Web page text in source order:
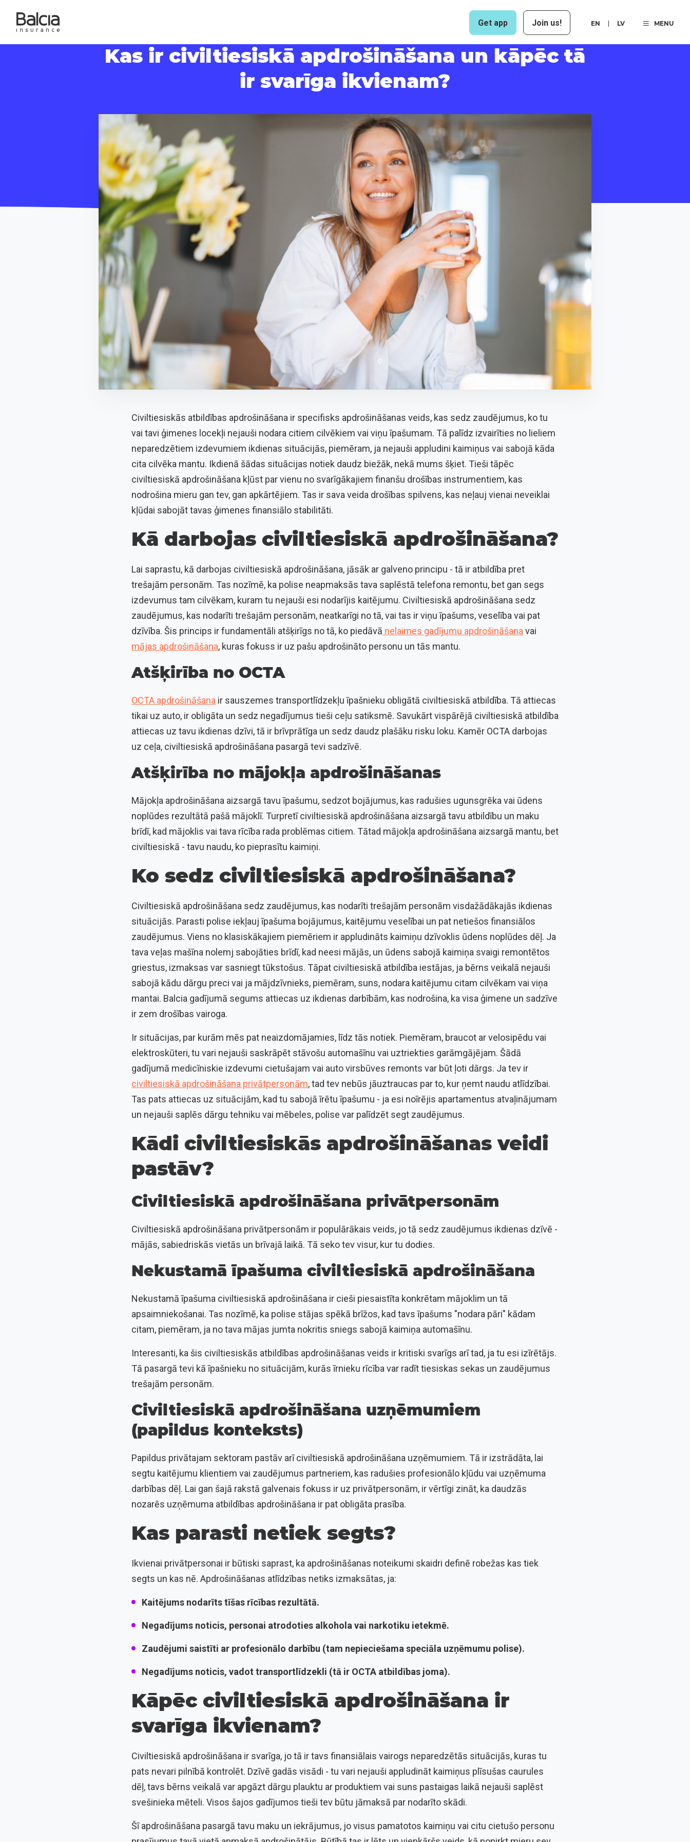
Get app Join us! EN LV MENU
Kas ir civiltiesiskā apdrošināšana un kāpēc tā
ir svarīga ikvienam?
Civiltiesiskās atbildības apdrošināšana ir specifisks apdrošināšanas veids, kas sedz zaudējumus, ko tu
vai tavi ģimenes locekļi nejauši nodara citiem cilvēkiem vai viņu īpašumam. Tā palīdz izvairīties no lieliem
neparedzētiem izdevumiem ikdienas situācijās, piemēram, ja nejauši appludini kaimiņus vai sabojā kāda
cita cilvēka mantu. Ikdienā šādas situācijas notiek daudz biežāk, nekā mums šķiet. Tieši tāpēc
civiltiesiskā apdrošināšana kļūst par vienu no svarīgākajiem finanšu drošības instrumentiem, kas
nodrošina mieru gan tev, gan apkārtējiem. Tas ir sava veida drošības spilvens, kas neļauj vienai neveiklai
kļūdai sabojāt tavas ģimenes finansiālo stabilitāti.
Kā darbojas civiltiesiskā apdrošināšana?
Lai saprastu, kā darbojas civiltiesiskā apdrošināšana, jāsāk ar galveno principu - tā ir atbildība pret
trešajām personām. Tas nozīmē, ka polise neapmaksās tava saplēstā telefona remontu, bet gan segs
izdevumus tam cilvēkam, kuram tu nejauši esi nodarījis kaitējumu. Civiltiesiskā apdrošināšana sedz
zaudējumus, kas nodarīti trešajām personām, neatkarīgi no tā, vai tas ir viņu īpašums, veselība vai pat
dzīvība. Šis princips ir fundamentāli atšķirīgs no tā, ko piedāvā nelaimes gadījumu apdrošināšanavai
mājas apdrošināšana, kuras fokuss ir uz pašu apdrošināto personu un tās mantu.
Atšķirība no OCTA
OCTA apdrošināšana ir sauszemes transportlīdzekļu īpašnieku obligātā civiltiesiskā atbildība. Tā attiecas
tikai uz auto, ir obligāta un sedz negadījumus tieši ceļu satiksmē. Savukārt vispārējā civiltiesiskā atbildība
attiecas uz tavu ikdienas dzīvi, tā ir brīvprātīga un sedz daudz plašāku risku loku. Kamēr OCTA darbojas
uz ceļa, civiltiesiskā apdrošināšana pasargā tevi sadzīvē.
Atšķirība no mājokļa apdrošināšanas
Mājokļa apdrošināšana aizsargā tavu īpašumu, sedzot bojājumus, kas radušies ugunsgrēka vai ūdens
noplūdes rezultātā pašā mājoklī. Turpretī civiltiesiskā apdrošināšana aizsargā tavu atbildību un maku
brīdī, kad mājoklis vai tava rīcība rada problēmas citiem. Tātad mājokļa apdrošināšana aizsargā mantu, bet
civiltiesiskā - tavu naudu, ko pieprasītu kaimiņi.
Ko sedz civiltiesiskā apdrošināšana?
Civiltiesiskā apdrošināšana sedz zaudējumus, kas nodarīti trešajām personām visdažādākajās ikdienas
situācijās. Parasti polise iekļauj īpašuma bojājumus, kaitējumu veselībai un pat netiešos finansiālos
zaudējumus. Viens no klasiskākajiem piemēriem ir appludināts kaimiņu dzīvoklis ūdens noplūdes dēļ. Ja
tava veļas mašīna nolemj sabojāties brīdī, kad neesi mājās, un ūdens sabojā kaimiņa svaigi remontētos
griestus, izmaksas var sasniegt tūkstošus. Tāpat civiltiesiskā atbildība iestājas, ja bērns veikalā nejauši
sabojā kādu dārgu preci vai ja mājdzīvnieks, piemēram, suns, nodara kaitējumu citam cilvēkam vai viņa
mantai. Balcia gadījumā segums attiecas uz ikdienas darbībām, kas nodrošina, ka visa ģimene un sadzīve
ir zem drošības vairoga.
Ir situācijas, par kurām mēs pat neaizdomājamies, līdz tās notiek. Piemēram, braucot ar velosipēdu vai
elektroskūteri, tu vari nejauši saskrāpēt stāvošu automašīnu vai uztriekties garāmgājējam. Šādā
gadījumā medicīniskie izdevumi cietušajam vai auto virsbūves remonts var būt ļoti dārgs. Ja tev ir
civiltiesiskā apdrošināšana privātpersonām, tad tev nebūs jāuztraucas par to, kur ņemt naudu atlīdzībai.
Tas pats attiecas uz situācijām, kad tu sabojā īrētu īpašumu - ja esi noīrējis apartamentus atvaļinājumam
un nejauši saplēs dārgu tehniku vai mēbeles, polise var palīdzēt segt zaudējumus.
Kādi civiltiesiskās apdrošināšanas veidi
pastāv?
Civiltiesiskā apdrošināšana privātpersonām
Civiltiesiskā apdrošināšana privātpersonām ir populārākais veids, jo tā sedz zaudējumus ikdienas dzīvē -
mājās, sabiedriskās vietās un brīvajā laikā. Tā seko tev visur, kur tu dodies.
Nekustamā īpašuma civiltiesiskā apdrošināšana
Nekustamā īpašuma civiltiesiskā apdrošināšana ir cieši piesaistīta konkrētam mājoklim un tā
apsaimniekošanai. Tas nozīmē, ka polise stājas spēkā brīžos, kad tavs īpašums "nodara pāri" kādam
citam, piemēram, ja no tava mājas jumta nokritis sniegs sabojā kaimiņa automašīnu.
Interesanti, ka šis civiltiesiskās atbildības apdrošināšanas veids ir kritiski svarīgs arī tad, ja tu esi izīrētājs.
Tā pasargā tevi kā īpašnieku no situācijām, kurās īrnieku rīcība var radīt tiesiskas sekas un zaudējumus
trešajām personām.
Civiltiesiskā apdrošināšana uzņēmumiem
(papildus konteksts)
Papildus privātajam sektoram pastāv arī civiltiesiskā apdrošināšana uzņēmumiem. Tā ir izstrādāta, lai
segtu kaitējumu klientiem vai zaudējumus partneriem, kas radušies profesionālo kļūdu vai uzņēmuma
darbības dēļ. Lai gan šajā rakstā galvenais fokuss ir uz privātpersonām, ir vērtīgi zināt, ka daudzās
nozarēs uzņēmuma atbildības apdrošināšana ir pat obligāta prasība.
Kas parasti netiek segts?
Ikvienai privātpersonai ir būtiski saprast, ka apdrošināšanas noteikumi skaidri definē robežas kas tiek
segts un kas nē. Apdrošināšanas atlīdzības netiks izmaksātas, ja:
Kaitējums nodarīts tīšas rīcības rezultātā.
Negadījums noticis, personai atrodoties alkohola vai narkotiku ietekmē.
Zaudējumi saistīti ar profesionālo darbību (tam nepieciešama speciāla uzņēmumu polise).
Negadījums noticis, vadot transportlīdzekli (tā ir OCTA atbildības joma).
Kāpēc civiltiesiskā apdrošināšana ir
svarīga ikvienam?
Civiltiesiskā apdrošināšana ir svarīga, jo tā ir tavs finansiālais vairogs neparedzētās situācijās, kuras tu
pats nevari pilnībā kontrolēt. Dzīvē gadās visādi - tu vari nejauši appludināt kaimiņus plīsušas caurules
dēļ, tavs bērns veikalā var apgāzt dārgu plauktu ar produktiem vai suns pastaigas laikā nejauši saplēst
svešinieka mēteli. Visos šajos gadījumos tieši tev būtu jāmaksā par nodarīto skādi.
Šī apdrošināšana pasargā tavu maku un iekrājumus, jo visus pamatotos kaimiņu vai citu cietušo personu